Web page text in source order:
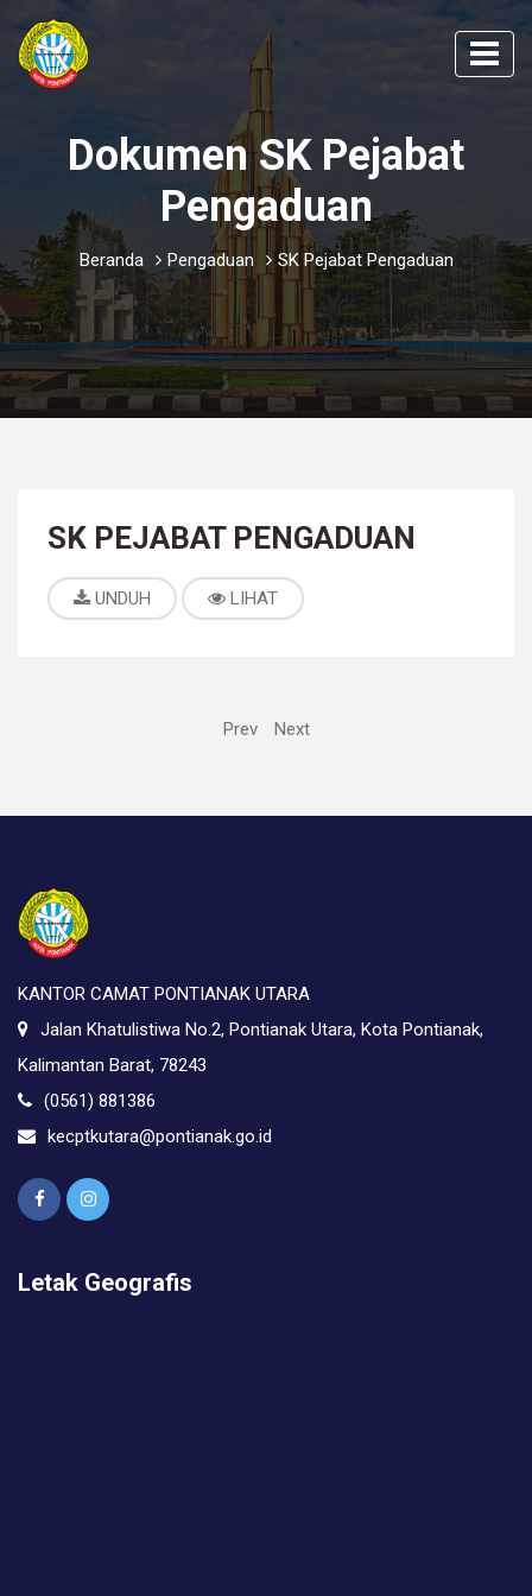
Dokumen SK Pejabat
Pengaduan
Beranda Pengaduan SK Pejabat Pengaduan
SK PEJABAT PENGADUAN
UNDUH LIHAT
Prev Next
KANTOR CAMAT PONTIANAK UTARA
Jalan Khatulistiwa No.2, Pontianak Utara, Kota Pontianak,
Kalimantan Barat, 78243
(0561) 881386
kecptkutara@pontianak.go.id
Letak Geografis